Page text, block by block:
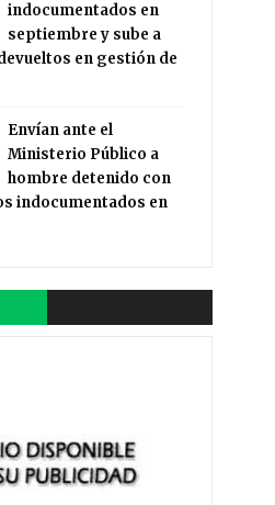
indocumentados en
septiembre y sube a
en gestión de
Envían ante el
Ministerio Público a
hombre detenido con
indocumentados en